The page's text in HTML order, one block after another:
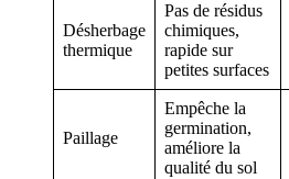
Désherbage
thermique
Pas de résidus
chimiques,
rapide sur
petites surfaces
Paillage
Empêche la
germination,
améliore la
qualité du sol